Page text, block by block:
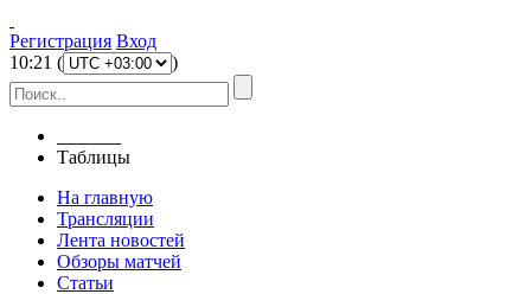
Регистрация Вход
10:21 ( )
Таблицы
На главную
Трансляции
Лента новостей
Обзоры матчей
Статьи